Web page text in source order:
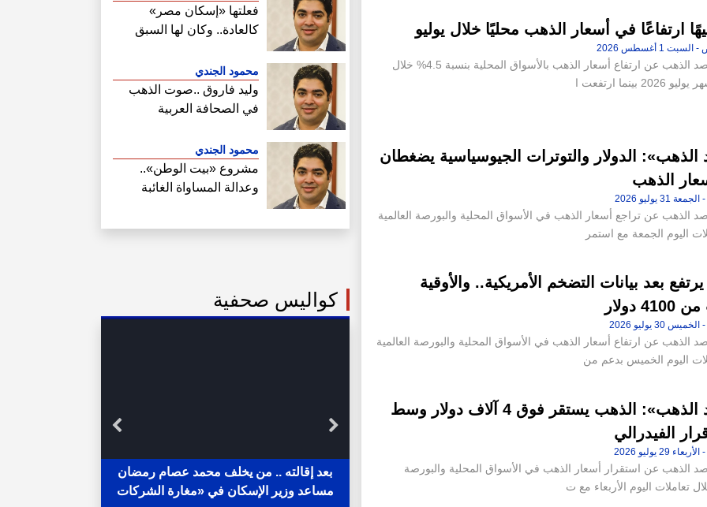
كشف مرصد الذهب عن ارتفاع أسعار الذهب بالأسواق المحلية بنسبة 4.5% خلال
بينما ارتفعت ا
الدولار والتوترات الجيوسياسية يضغطان
الذهب
عن تراجع أسعار الذهب في الأسواق المحلية والبورصة العالمية
اليوم الجمعة مع استمر
بعد بيانات التضخم الأمريكية.. والأوقية
دولار
عن ارتفاع أسعار الذهب في الأسواق المحلية والبورصة العالمية
اليوم الخميس بدعم من
«مرصد الذهب»: الذهب يستقر فوق 4 آلاف دولار وسط
الفيدرالي
عن استقرار أسعار الذهب في الأسواق المحلية والبورصة
تعاملات اليوم الأربعاء مع ت
فعلتها «إسكان مصر»
كالعادة.. وكان لها السبق
أراضي الساحل الشمالي
محمود الجندي
وليد فاروق ..صوت الذهب
في الصحافة العربية
محمود الجندي
مشروع «بيت الوطن»..
وعدالة المساواة الغائبة
كواليس صحفية
42 فدانا من أرض جاردن
«ملاذ
«عاصم الجزار» و«محمد عصام» خارج
التشكيل الجديد لمجلس إدارة شركة سيتي إيدج
بعد إقالته .. من يخلف محمد عصام رمضان
مساعد وزير الإسكان في «مغارة الشركات